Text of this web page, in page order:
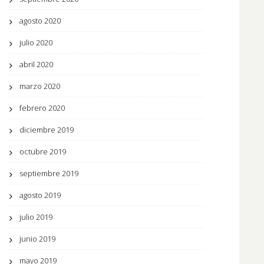
agosto 2020
julio 2020
abril 2020
marzo 2020
febrero 2020
diciembre 2019
octubre 2019
septiembre 2019
agosto 2019
julio 2019
junio 2019
mayo 2019